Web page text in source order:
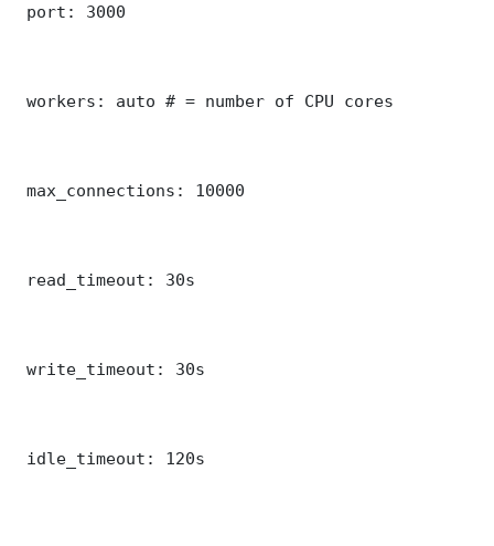
port: 3000
workers: auto # = number of CPU cores
max_connections: 10000
read_timeout: 30s
write_timeout: 30s
idle_timeout: 120s